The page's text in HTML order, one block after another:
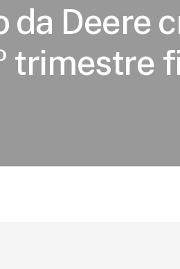
da Deere
trimestre